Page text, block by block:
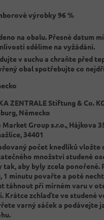
výrobky 96 %
na obalu. Přesné datum
sdělíme na vyžádání.
v suchu a chraňte před
obal spotřebujte co
ZENTRALE Stiftung & Co.
Německo
Market Group s.r.o., Hájkova
34401
počet knedlíků vložte
množství studené
tak, aby byly zcela ponořené.
1 minutu povařte a poté
táhnout při mírném varu v
Krátce zchlaďte ve studené
varný sáček a podávejte